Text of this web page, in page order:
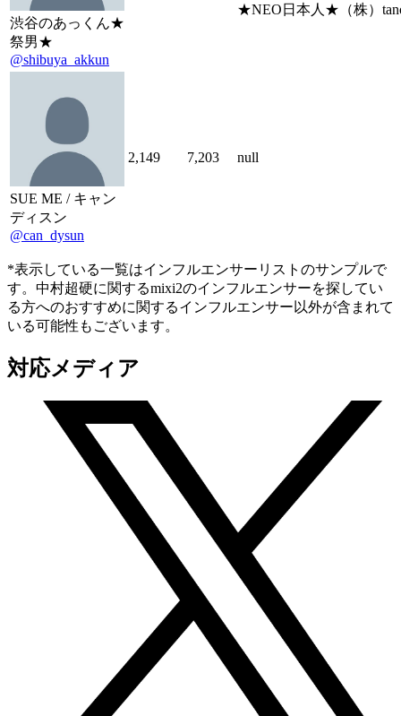
渋谷のあっくん★
祭男★
@shibuya_akkun
★NEO日本人★（株）
SUE ME / キャン
ディスン
@can_dysun
2,149 7,203 null
*表示している一覧はインフルエンサーリストのサンプルで
す。中村超硬に関するmixi2のインフルエンサーを探してい
る方へのおすすめに関するインフルエンサー以外が含まれて
いる可能性もございます。
対応メディア